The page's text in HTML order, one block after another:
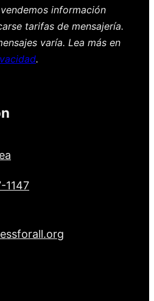
información
tarifas de mensajería.
varía. Lea más en
.
1147